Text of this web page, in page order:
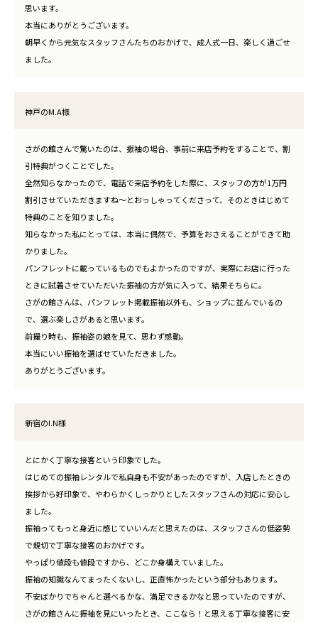
思います。
本当にありがとうございます。
朝早くから元気なスタッフさんたちのおかげで、成人式一日、楽しく過ごせ
ました。
神戸のM.A様
さがの館さんで驚いたのは、振袖の場合、事前に来店予約をすることで、割
引特典がつくことでした。
全然知らなかったので、電話で来店予約をした際に、スタッフの方が1万円
割引させていただきますね～とおっしゃってくださって、そのときはじめて
特典のことを知りました。
知らなかった私にとっては、本当に偶然で、予算をおさえることができて助
かりました。
パンフレットに載っているものでもよかったのですが、実際にお店に行った
ときに試着させていただいた振袖の方が気に入って、結果そちらに。
さがの館さんは、パンフレット掲載振袖以外も、ショップに並んでいるの
で、選ぶ楽しさがあると思います。
前撮り時も、振袖姿の娘を見て、思わず感動。
本当にいい振袖を選ばせていただきました。
ありがとうございます。
新宿のI.N様
とにかく丁寧な接客という印象でした。
はじめての振袖レンタルで私自身も不安があったのですが、入店したときの
挨拶から好印象で、やわらかくしっかりとしたスタッフさんの対応に安心し
ました。
振袖ってもっと身近に感じていいんだと思えたのは、スタッフさんの低姿勢
で親切で丁寧な接客のおかげです。
やっぱり値段も値段ですから、どこか身構えていました。
振袖の知識なんてまったくないし、正直怖かったという部分もあります。
不安ばかりでちゃんと選べるかな、満足できるかなと思っていたのですが、
さがの館さんに振袖を見にいったとき、ここなら！と思える丁寧な接客に安